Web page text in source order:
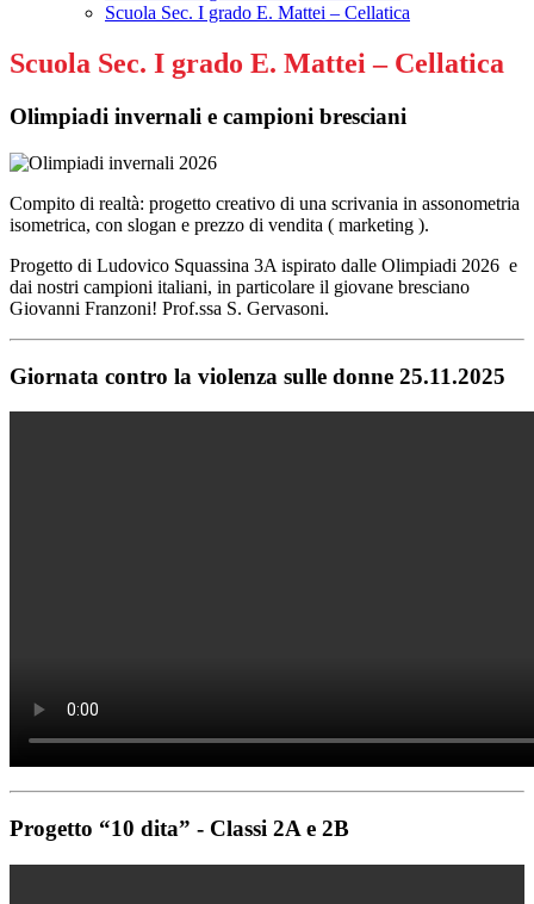
Scuola Sec. I grado E. Mattei – Cellatica
Scuola Sec. I grado E. Mattei – Cellatica
Olimpiadi invernali e campioni bresciani
Compito di realtà: progetto creativo di una scrivania in assonometria
isometrica, con slogan e prezzo di vendita ( marketing ).
Progetto di Ludovico Squassina 3A ispirato dalle Olimpiadi 2026 e
dai nostri campioni italiani, in particolare il giovane bresciano
Giovanni Franzoni! Prof.ssa S. Gervasoni.
Giornata contro la violenza sulle donne 25.11.2025
Progetto “10 dita” - Classi 2A e 2B